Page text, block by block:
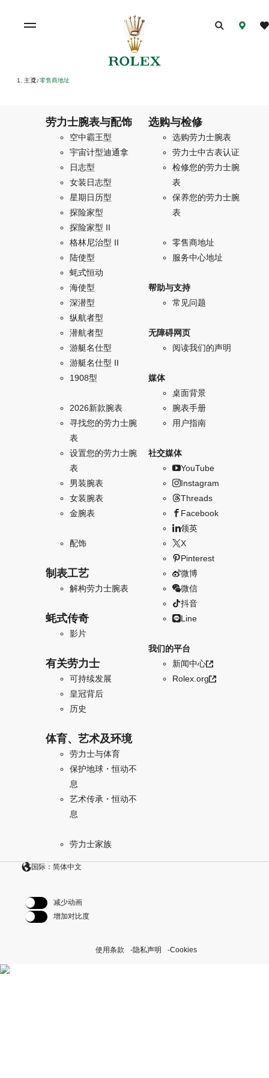
主页/ 零售商地址
劳力士腕表与配饰
空中霸王型
宇宙计型迪通拿
日志型
女装日志型
星期日历型
探险家型
探险家型 II
格林尼治型 II
陆使型
蚝式恒动
海使型
深潜型
纵航者型
潜航者型
游艇名仕型
游艇名仕型 II
1908型
2026新款腕表
寻找您的劳力士腕
表
设置您的劳力士腕
表
男装腕表
女装腕表
金腕表
配饰
制表工艺
解构劳力士腕表
蚝式传奇
影片
有关劳力士
可持续发展
皇冠背后
历史
体育、艺术及环境
劳力士与体育
保护地球・恒动不
息
艺术传承・恒动不
息
劳力士家族
选购与检修
选购劳力士腕表
劳力士中古表认证
检修您的劳力士腕
表
保养您的劳力士腕
表
零售商地址
服务中心地址
帮助与支持
常见问题
无障碍网页
阅读我们的声明
媒体
桌面背景
腕表手册
用户指南
社交媒体
YouTube
Instagram
Threads
Facebook
领英
X
Pinterest
微博
微信
抖音
Line
我们的平台
新闻中心
Rolex.org
国际：简体中文
减少动画
增加对比度
使用条款 隐私声明 Cookies